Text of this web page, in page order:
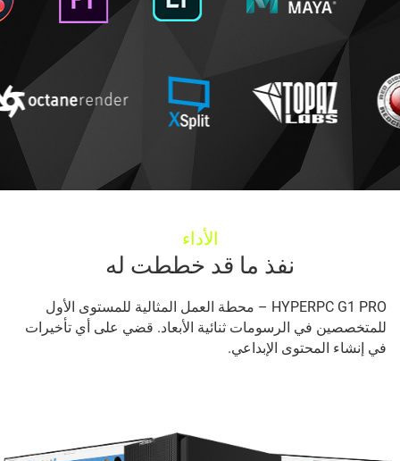
الأداء
نفذ ما قد خططت له
HYPERPC G1 PRO – محطة العمل المثالية للمستوى الأول
للمتخصصين في الرسومات ثنائية الأبعاد. قضي على أي تأخيرات
في إنشاء المحتوى الإبداعي.